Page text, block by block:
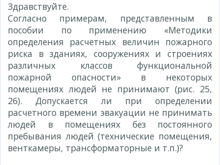
Здравствуйте.
Согласно примерам, представленным в
пособии по применению «Методики
определения расчетных величин пожарного
риска в зданиях, сооружениях и строениях
различных классов функциональной
пожарной опасности» в некоторых
помещениях людей не принимают (рис. 25,
26). Допускается ли при определении
расчетного времени эвакуации не принимать
людей в помещениях без постоянного
пребывания людей (технические помещения,
венткамеры, трансформаторные и т.п.)?